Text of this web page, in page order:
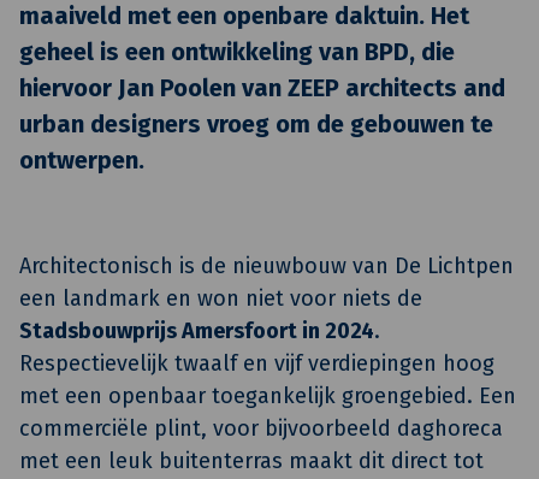
maaiveld met een openbare daktuin. Het
geheel is een ontwikkeling van BPD, die
hiervoor Jan Poolen van ZEEP architects and
urban designers vroeg om de gebouwen te
ontwerpen.
Architectonisch is de nieuwbouw van De Lichtpen
een landmark en won niet voor niets de
Stadsbouwprijs Amersfoort in 2024.
Respectievelijk twaalf en vijf verdiepingen hoog
met een openbaar toegankelijk groengebied. Een
commerciële plint, voor bijvoorbeeld daghoreca
met een leuk buitenterras maakt dit direct tot